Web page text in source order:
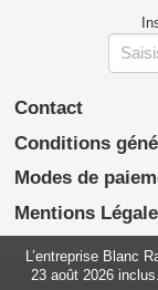
Contact
Conditions
Modes de
Mentions
L’entreprise Blanc
23 août 2026